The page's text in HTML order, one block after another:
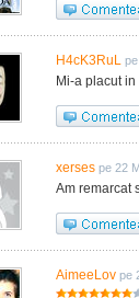
H4cK3RuL
Mi-a placut
xerses pe 22
Am remarcat
AimeeLov pe